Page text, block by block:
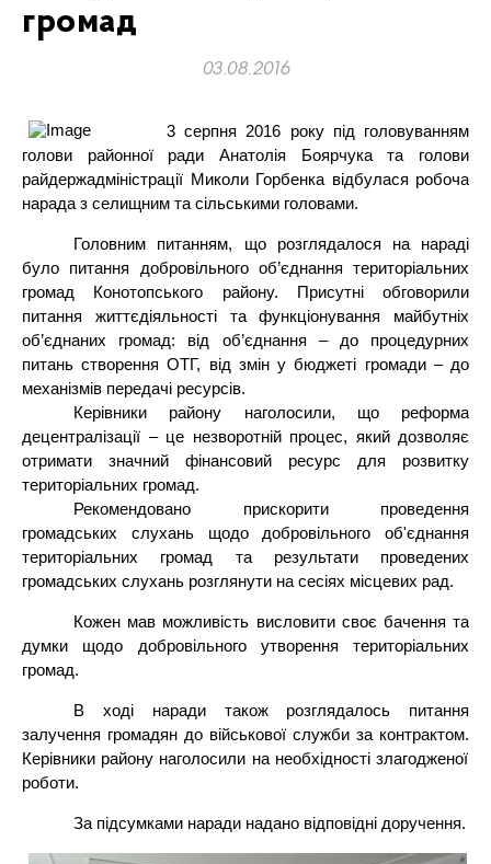
громад
03.08.2016
3 серпня 2016 року під головуванням
голови районної ради Анатолія Боярчука та голови
райдержадміністрації Миколи Горбенка відбулася робоча
нарада з селищним та сільськими головами.
Головним питанням, що розглядалося на нараді
було питання добровільного об’єднання територіальних
громад Конотопського району. Присутні обговорили
питання життєдіяльності та функціонування майбутніх
об’єднаних громад: від об’єднання – до процедурних
питань створення ОТГ, від змін у бюджеті громади – до
механізмів передачі ресурсів.
Керівники району наголосили, що реформа
децентралізації – це незворотній процес, який дозволяє
отримати значний фінансовий ресурс для розвитку
територіальних громад.
Рекомендовано прискорити проведення
громадських слухань щодо добровільного об'єднання
територіальних громад та результати проведених
громадських слухань розглянути на сесіях місцевих рад.
Кожен мав можливість висловити своє бачення та
думки щодо добровільного утворення територіальних
громад.
В ході наради також розглядалось питання
залучення громадян до військової служби за контрактом.
Керівники району наголосили на необхідності злагодженої
роботи.
За підсумками наради надано відповідні доручення.